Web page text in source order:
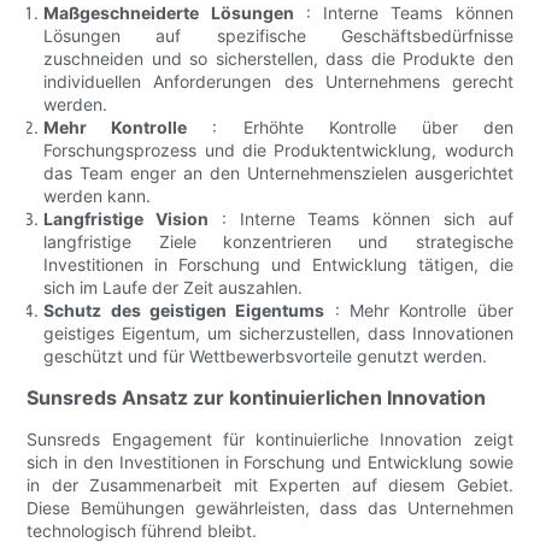
Maßgeschneiderte Lösungen : Interne Teams können
Lösungen auf spezifische Geschäftsbedürfnisse
zuschneiden und so sicherstellen, dass die Produkte den
individuellen Anforderungen des Unternehmens gerecht
werden.
Mehr Kontrolle : Erhöhte Kontrolle über den
Forschungsprozess und die Produktentwicklung, wodurch
das Team enger an den Unternehmenszielen ausgerichtet
werden kann.
Langfristige Vision : Interne Teams können sich auf
langfristige Ziele konzentrieren und strategische
Investitionen in Forschung und Entwicklung tätigen, die
sich im Laufe der Zeit auszahlen.
Schutz des geistigen Eigentums : Mehr Kontrolle über
geistiges Eigentum, um sicherzustellen, dass Innovationen
geschützt und für Wettbewerbsvorteile genutzt werden.
Sunsreds Ansatz zur kontinuierlichen Innovation
Sunsreds Engagement für kontinuierliche Innovation zeigt
sich in den Investitionen in Forschung und Entwicklung sowie
in der Zusammenarbeit mit Experten auf diesem Gebiet.
Diese Bemühungen gewährleisten, dass das Unternehmen
technologisch führend bleibt.